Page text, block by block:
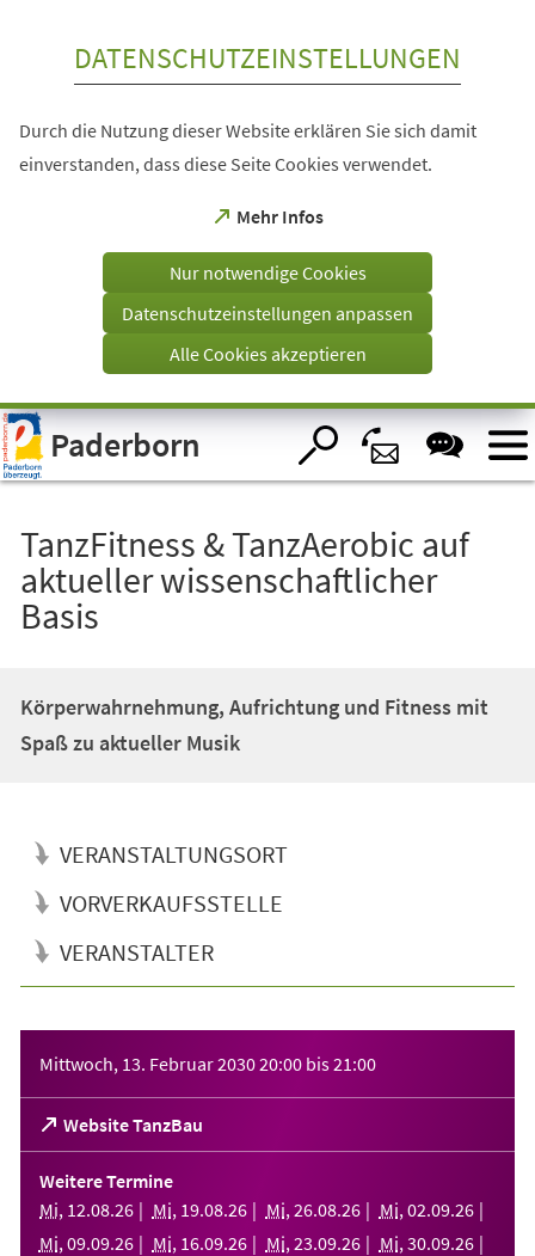
Visuelle
Assistenzsoftware
öffnen.
DATENSCHUTZEINSTELLUNGEN
Durch die Nutzung dieser Website erklären Sie sich damit
einverstanden, dass diese Seite Cookies verwendet.
Mehr Infos
(Öffnet
einem
Tab)
Nur notwendige Cookies
Datenschutzeinstellungen anpassen
Alle Cookies akzeptieren
Paderborn
TanzFitness & TanzAerobic auf
aktueller wissenschaftlicher
Basis
Körperwahrnehmung, Aufrichtung und Fitness mit
Spaß zu aktueller Musik
VERANSTALTUNGSORT
VORVERKAUFSSTELLE
VERANSTALTER
Mittwoch, 13. Februar 203020:00 bis21:00
Website TanzBau
(Öffnet
in
einem
neuen
Tab)
Weitere Termine
Mi, 12.08.26 Mi, 19.08.26 Mi, 26.08.26 Mi, 02.09.26
Mi, 09.09.26 Mi, 16.09.26 Mi, 23.09.26 Mi, 30.09.26